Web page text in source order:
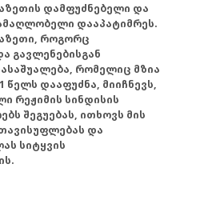
დამფუძნებელი და
დააპატიმრეს.
როგორც
გავლენებისგან
რომელიც მზია
წელს დააფუძნა, მიიჩნევს,
რეჟიმის სინდისის
შეგუებას, ითხოვს მის
და
სიტყვის